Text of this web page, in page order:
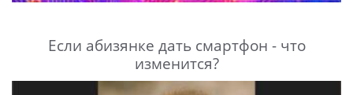
Если абизянке дать смартфон - что
изменится?